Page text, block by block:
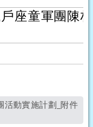
座童軍團陳